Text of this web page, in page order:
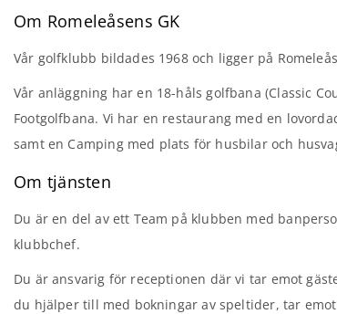
Om Romeleåsens GK
Vår golfklubb bildades 1968 och ligger på
Vår anläggning har en 18-håls golfbana (Classic
Footgolfbana. Vi har en restaurang med en
samt en Camping med plats för husbilar och
Om tjänsten
Du är en del av ett Team på klubben med
klubbchef.
Du är ansvarig för receptionen där vi tar emot
du hjälper till med bokningar av speltider, tar